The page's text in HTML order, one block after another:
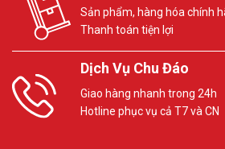
Sản phẩm, hàng hóa chính
Thanh toán tiện lợi
Dịch Vụ Chu Đáo
Giao hàng nhanh trong 24h
Hotline phục vụ cả T7 và CN